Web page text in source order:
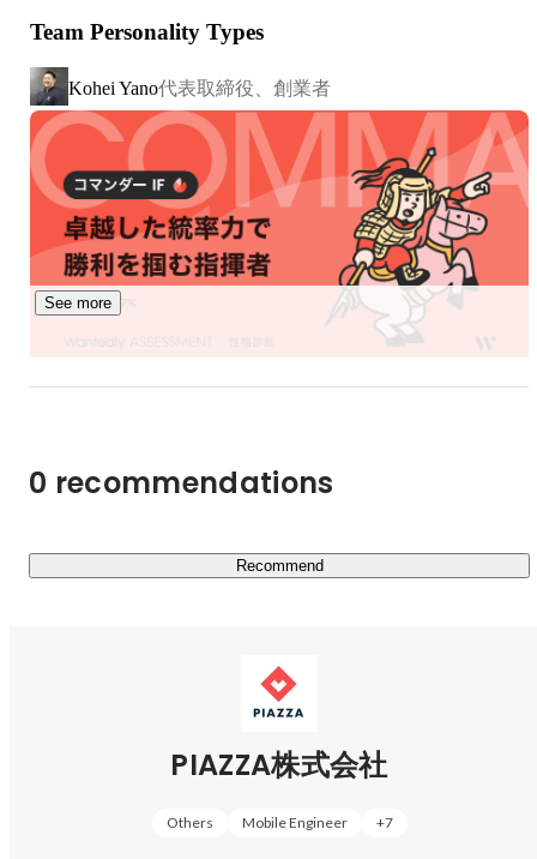
●地域コミュニティアプリ「ピアッザ」
街ごとのタイムラインがあり、70以上の自治体と連携す
るユニークなポジショニングで、日々ご活用いただいてい
ます。
地域コミュニティアプリ「ピアッザ」には、「おしえて」
「おゆずりします」「イベント」「自治体・防犯情報」な
どの機能があり、東京都中央区の30〜40代人口の約30%
が「ピアッザ」を利用しています。「近所で支え合える人
の数が4人以上」が6%に対し、「ご近所付き合いが盛んで
あることを理想とする」が85%という、現実と理想の乖離
においても、地域におけるソーシャル資産の必要性の高さ
がうかがえます。また、もっと行政に頼りたいというニー
掲げ、PIAZZAの価値を支えるものは、コミュニティをつ
くり、そこに参加し、それらを広げ交流している人々とい
ます。
■ エリアマネジメント（不動産・鉄道事業者向けに街の
活性化実現に向けたサービス／コンサルティング・施設運
営・イベント企画運営）
■ パートナー共創（三井不動産との協業事業。街のスー
Team Personality Types
Kohei Yano代表取締役、創業者
See more
0 recommendations
Recommend
PIAZZA株式会社
Others Mobile Engineer +7